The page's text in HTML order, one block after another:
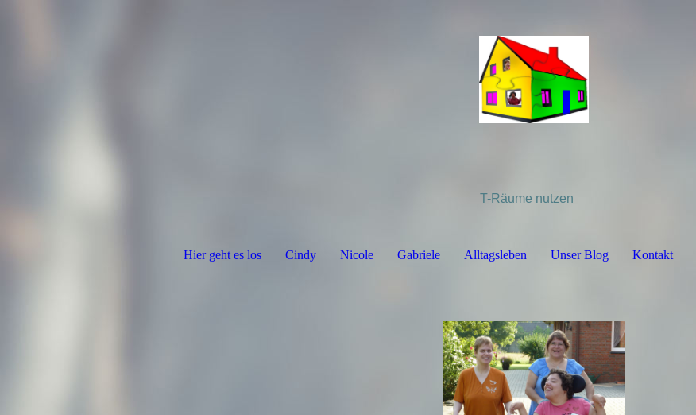
T-Räume nutzen
Hier geht es los Cindy Nicole Gabriele Alltagsleben Unser Blog Kontakt